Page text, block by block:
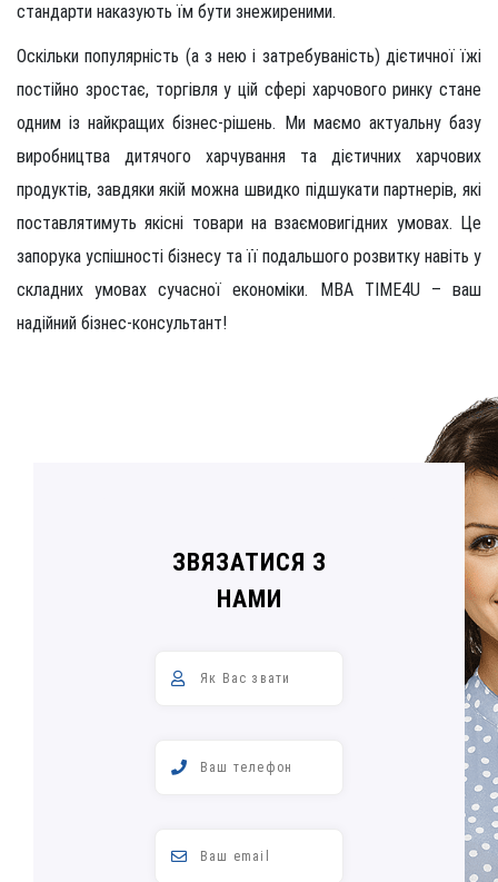
стандарти наказують їм бути знежиреними.
Оскільки популярність (а з нею і затребуваність) дієтичної їжі
постійно зростає, торгівля у цій сфері харчового ринку стане
одним із найкращих бізнес-рішень. Ми маємо актуальну базу
виробництва дитячого харчування та дієтичних харчових
продуктів, завдяки якій можна швидко підшукати партнерів, які
поставлятимуть якісні товари на взаємовигідних умовах. Це
запорука успішності бізнесу та її подальшого розвитку навіть у
складних умовах сучасної економіки. MBA TIME4U – ваш
надійний бізнес-консультант!
ЗВЯЗАТИСЯ З
НАМИ